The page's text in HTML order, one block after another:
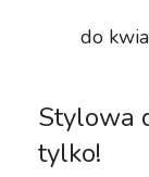
do
Stylowa
tylko!